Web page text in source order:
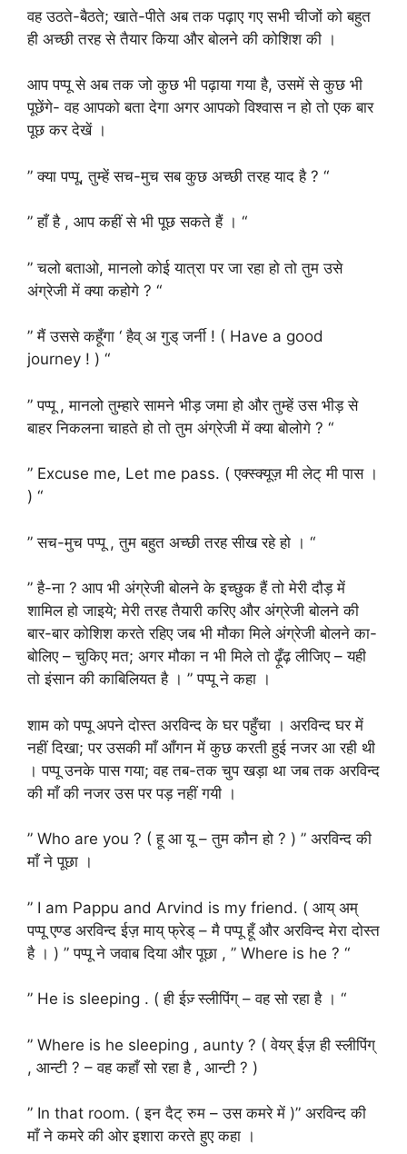
वह उठते-बैठते; खाते-पीते अब तक पढ़ाए गए सभी चीजों को बहुत
ही अच्छी तरह से तैयार किया और बोलने की कोशिश की ।
आप पप्पू से अब तक जो कुछ भी पढ़ाया गया है, उसमें से कुछ भी
पूछेंगे- वह आपको बता देगा अगर आपको विश्वास न हो तो एक बार
पूछ कर देखें ।
” क्या पप्पू, तुम्हें सच-मुच सब कुछ अच्छी तरह याद है ? “
” हाँ है , आप कहीं से भी पूछ सकते हैं । “
” चलो बताओ, मानलो कोई यात्रा पर जा रहा हो तो तुम उसे
अंग्रेजी में क्या कहोगे ? “
” मैं उससे कहूँगा ‘ हैव् अ गुड् जर्नी ! ( Have a good
journey ! ) “
” पप्पू , मानलो तुम्हारे सामने भीड़ जमा हो और तुम्हें उस भीड़ से
बाहर निकलना चाहते हो तो तुम अंग्रेजी में क्या बोलोगे ? “
” Excuse me, Let me pass. ( एक्स्क्यूज़ मी लेट् मी पास ।
) “
” सच-मुच पप्पू , तुम बहुत अच्छी तरह सीख रहे हो । “
” है-ना ? आप भी अंग्रेजी बोलने के इच्छुक हैं तो मेरी दौड़ में
शामिल हो जाइये; मेरी तरह तैयारी करिए और अंग्रेजी बोलने की
बार-बार कोशिश करते रहिए जब भी मौका मिले अंग्रेजी बोलने का-
बोलिए – चुकिए मत; अगर मौका न भी मिले तो ढ़ूँढ़ लीजिए – यही
तो इंसान की काबिलियत है । ” पप्पू ने कहा ।
शाम को पप्पू अपने दोस्त अरविन्द के घर पहुँचा । अरविन्द घर में
नहीं दिखा; पर उसकी माँ आँगन में कुछ करती हुई नजर आ रही थी
। पप्पू उनके पास गया; वह तब-तक चुप खड़ा था जब तक अरविन्द
की माँ की नजर उस पर पड़ नहीं गयी ।
” Who are you ? ( हू आ यू – तुम कौन हो ? ) ” अरविन्द की
माँ ने पूछा ।
” I am Pappu and Arvind is my friend. ( आय् अम्
पप्पू एण्ड अरविन्द ईज़ माय् फ्रेड् – मै पप्पू हूँ और अरविन्द मेरा दोस्त
है । ) ” पप्पू ने जवाब दिया और पूछा , ” Where is he ? “
” He is sleeping . ( ही ईज़् स्लीपिंग् – वह सो रहा है । “
” Where is he sleeping , aunty ? ( वेयर् ईज़ ही स्लीपिंग्
, आन्टी ? – वह कहाँ सो रहा है , आन्टी ? )
” In that room. ( इन दैट् रुम – उस कमरे में )” अरविन्द की
माँ ने कमरे की ओर इशारा करते हुए कहा ।